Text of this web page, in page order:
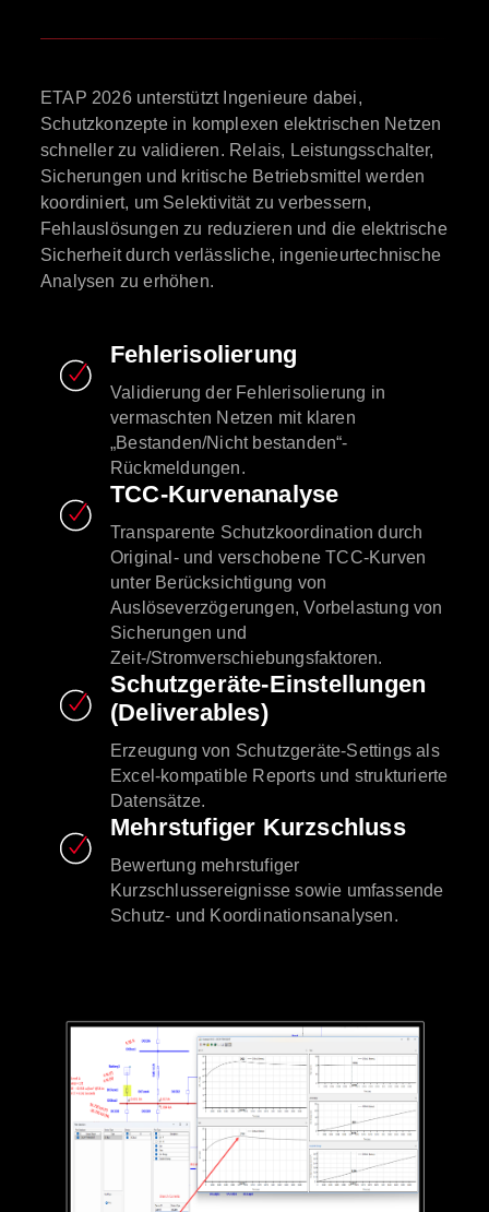
ETAP 2026 unterstützt Ingenieure dabei,
Schutzkonzepte in komplexen elektrischen Netzen
schneller zu validieren. Relais, Leistungsschalter,
Sicherungen und kritische Betriebsmittel werden
koordiniert, um Selektivität zu verbessern,
Fehlauslösungen zu reduzieren und die elektrische
Sicherheit durch verlässliche, ingenieurtechnische
Analysen zu erhöhen.
Fehlerisolierung
Validierung der Fehlerisolierung in
vermaschten Netzen mit klaren
„Bestanden/Nicht bestanden“-
Rückmeldungen.
TCC-Kurvenanalyse
Transparente Schutzkoordination durch
Original- und verschobene TCC-Kurven
unter Berücksichtigung von
Auslöseverzögerungen, Vorbelastung von
Sicherungen und
Zeit-/Stromverschiebungsfaktoren.
Schutzgeräte-Einstellungen
(Deliverables)
Erzeugung von Schutzgeräte-Settings als
Excel-kompatible Reports und strukturierte
Datensätze.
Mehrstufiger Kurzschluss
Bewertung mehrstufiger
Kurzschlussereignisse sowie umfassende
Schutz- und Koordinationsanalysen.